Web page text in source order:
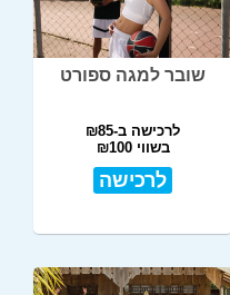
שובר למגה ספורט
לרכישה ב-₪85
בשווי ₪100
לרכישה